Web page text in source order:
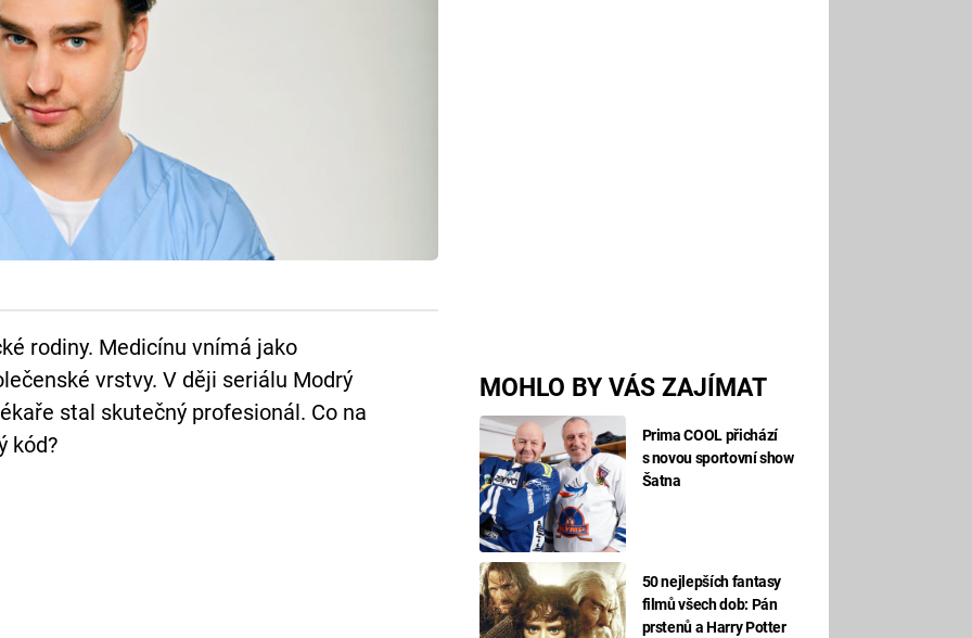
MOHLO BY VÁS ZAJÍMAT
Prima COOL přichází
s novou sportovní show
Šatna
50 nejlepších fantasy
filmů všech dob: Pán
prstenů a Harry Potter
rodiny. Medicínu vnímá jako
vrstvy. V ději seriálu Modrý
stal skutečný profesionál. Co na
kód?